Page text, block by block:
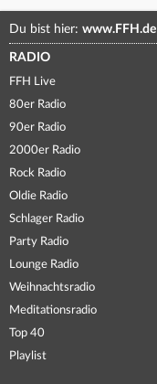
Du bist hier: www.FFH.de
RADIO
FFH Live
80er Radio
90er Radio
2000er Radio
Rock Radio
Oldie Radio
Schlager Radio
Party Radio
Lounge Radio
Weihnachtsradio
Meditationsradio
Top 40
Playlist